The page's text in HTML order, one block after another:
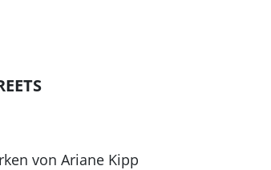
von Ariane Kipp